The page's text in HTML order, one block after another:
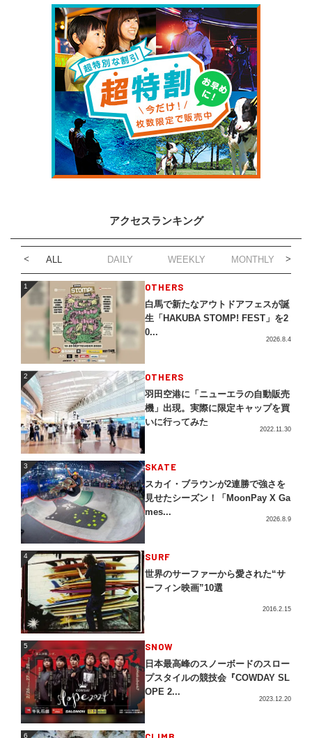
アクセスランキング
ALL DAILY WEEKLY MONTHLY
1 OTHERS
白馬で新たなアウトドアフェスが誕
生「HAKUBA STOMP! FEST」を2
0...
2026.8.4
2 OTHERS
羽田空港に「ニューエラの自動販売
機」出現。実際に限定キャップを買
いに行ってみた
2022.11.30
3 SKATE
スカイ・ブラウンが2連勝で強さを
見せたシーズン！「MoonPay X Ga
mes...
2026.8.9
4 SURF
世界のサーファーから愛された“サ
ーフィン映画”10選
2016.2.15
5 SNOW
日本最高峰のスノーボードのスロー
プスタイルの競技会『COWDAY SL
OPE 2...
2023.12.20
6